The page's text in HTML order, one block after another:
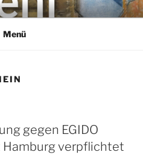
Menü
gegen EGIDO
Hamburg verpflichtet